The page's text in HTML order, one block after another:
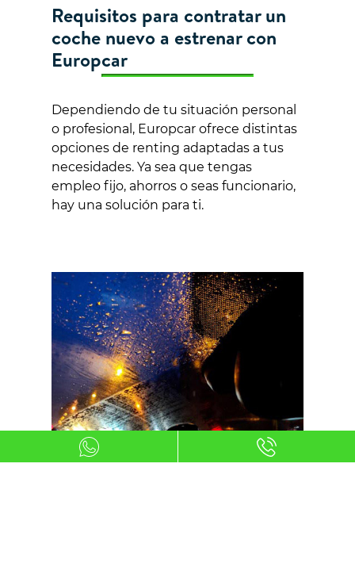
Requisitos para contratar un
coche nuevo a estrenar con
Europcar
Dependiendo de tu situación personal
o profesional, Europcar ofrece distintas
opciones de renting adaptadas a tus
necesidades. Ya sea que tengas
empleo fijo, ahorros o seas funcionario,
hay una solución para ti.